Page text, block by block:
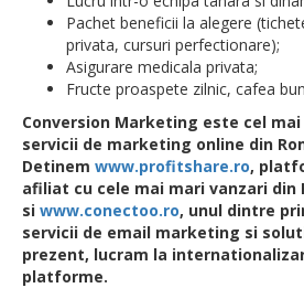
Pachet beneficii la alegere
privata, cursuri perfectionare);
Asigurare medicala privata;
Fructe proaspete zilnic, cafea
Conversion Marketing este cel
servicii de marketing online din
Detinem www.profitshare.ro,
afiliat cu cele mai mari vanzari din
si www.conectoo.ro, unul dintre
servicii de email marketing si
prezent, lucram la
platforme.